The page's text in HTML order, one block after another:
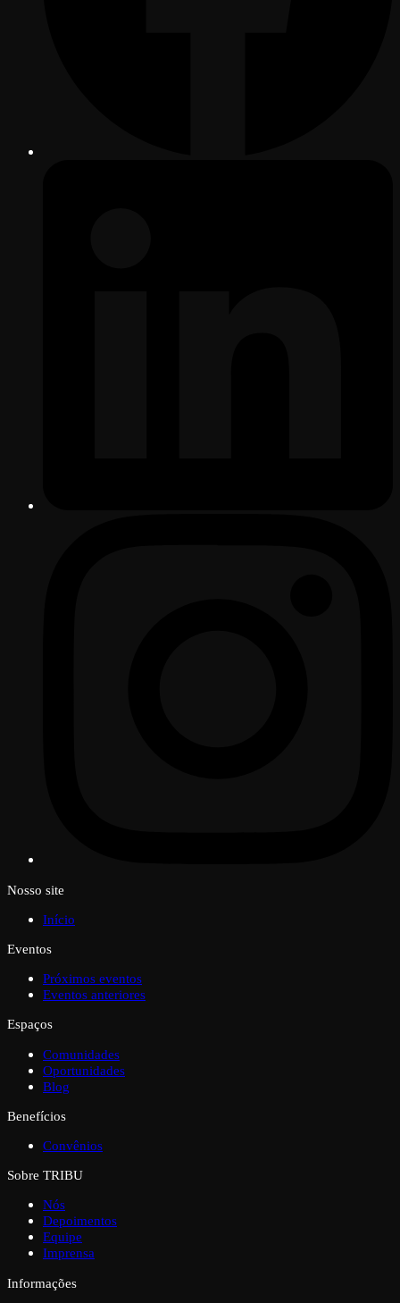
Nosso site
Início
Eventos
Próximos eventos
Eventos anteriores
Espaços
Comunidades
Oportunidades
Blog
Benefícios
Convênios
Sobre TRIBU
Nós
Depoimentos
Equipe
Imprensa
Informações